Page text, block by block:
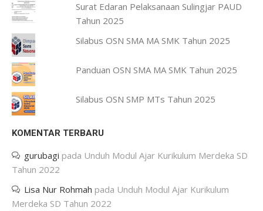
Surat Edaran Pelaksanaan Sulingjar PAUD
Tahun 2025
Silabus OSN SMA MA SMK Tahun 2025
Panduan OSN SMA MA SMK Tahun 2025
Silabus OSN SMP MTs Tahun 2025
KOMENTAR TERBARU
gurubagi pada Unduh Modul Ajar Kurikulum Merdeka SD
Tahun 2022
Lisa Nur Rohmah pada Unduh Modul Ajar Kurikulum
Merdeka SD Tahun 2022